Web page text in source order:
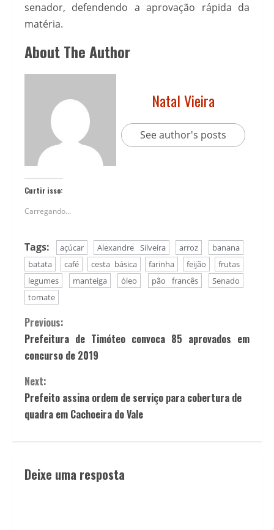
senador, defendendo a aprovação rápida da
matéria.
About The Author
Natal Vieira
See author's posts
Curtir isso:
Carregando...
Tags: açúcar Alexandre Silveira arroz
banana
batata
café cesta básica farinha feijão
frutas
legumes
manteiga óleo pão francês
Senado
tomate
Previous:
Prefeitura de Timóteo convoca 85 aprovados em
concurso de 2019
Next:
Prefeito assina ordem de serviço para cobertura de
quadra em Cachoeira do Vale
Deixe uma resposta